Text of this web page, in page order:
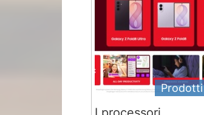
Prodotti